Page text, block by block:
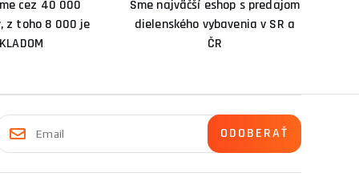
cez 40 000
z toho 8 000 je
Sme najväčší eshop s predajom
dielenského vybavenia v SR a
ČR